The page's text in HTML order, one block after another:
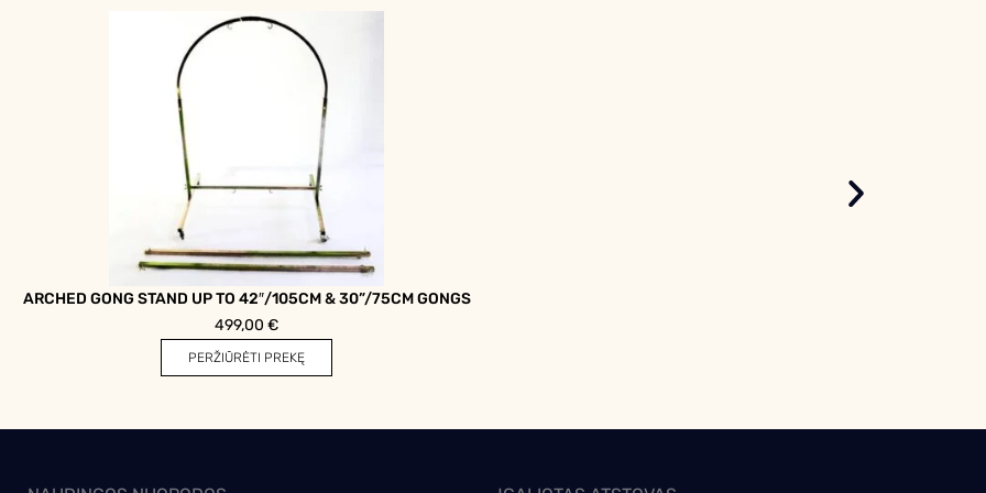
ARCHED GONG STAND UP TO 42″/105CM & 30”/75CM GONGS
499,00 €
PERŽIŪRĖTI PREKĘ